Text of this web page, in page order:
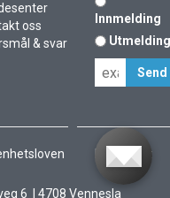
oss
& svar
Innmelding
Bærekraft
6 I 4708 Vennesla